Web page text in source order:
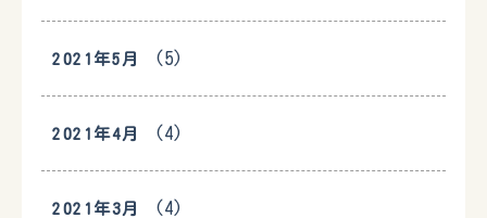
2021年5月 (5)
2021年4月 (4)
2021年3月 (4)